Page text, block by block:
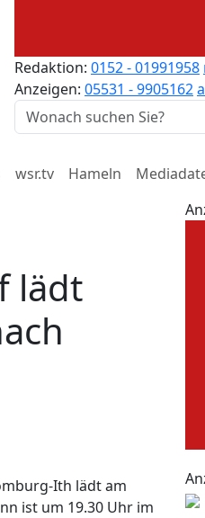
Redaktion: 0152 - 01991958
Anzeigen: 05531 - 9905162
wsr.tv Hameln
lädt
Ith lädt am
ist um 19.30 Uhr im